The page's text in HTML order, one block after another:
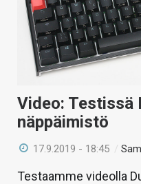
Video: Testissä
näppäimistö
17.9.2019 - 18:45 /
Testaamme videolla